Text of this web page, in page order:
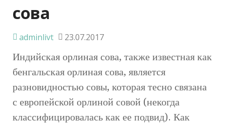
сова
adminlivt 23.07.2017
Индийская орлиная сова, также известная как
бенгальская орлиная сова, является
разновидностью совы, которая тесно связана
с европейской орлиной совой (некогда
классифицировалась как ее подвид). Как